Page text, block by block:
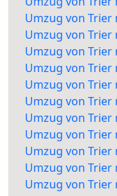
Umzug von
Umzug von Trier
Umzug von Trier
Umzug von Trier
Umzug von Trier
Umzug von
Umzug von Trier
Umzug von Trier
Umzug von Trier
Umzug von Trier
Umzug von Trier